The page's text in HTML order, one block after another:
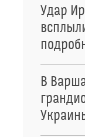
Удар
В